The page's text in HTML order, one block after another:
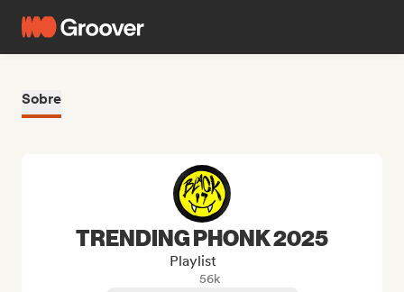
Sobre
TRENDING PHONK 2025
Playlist
56k